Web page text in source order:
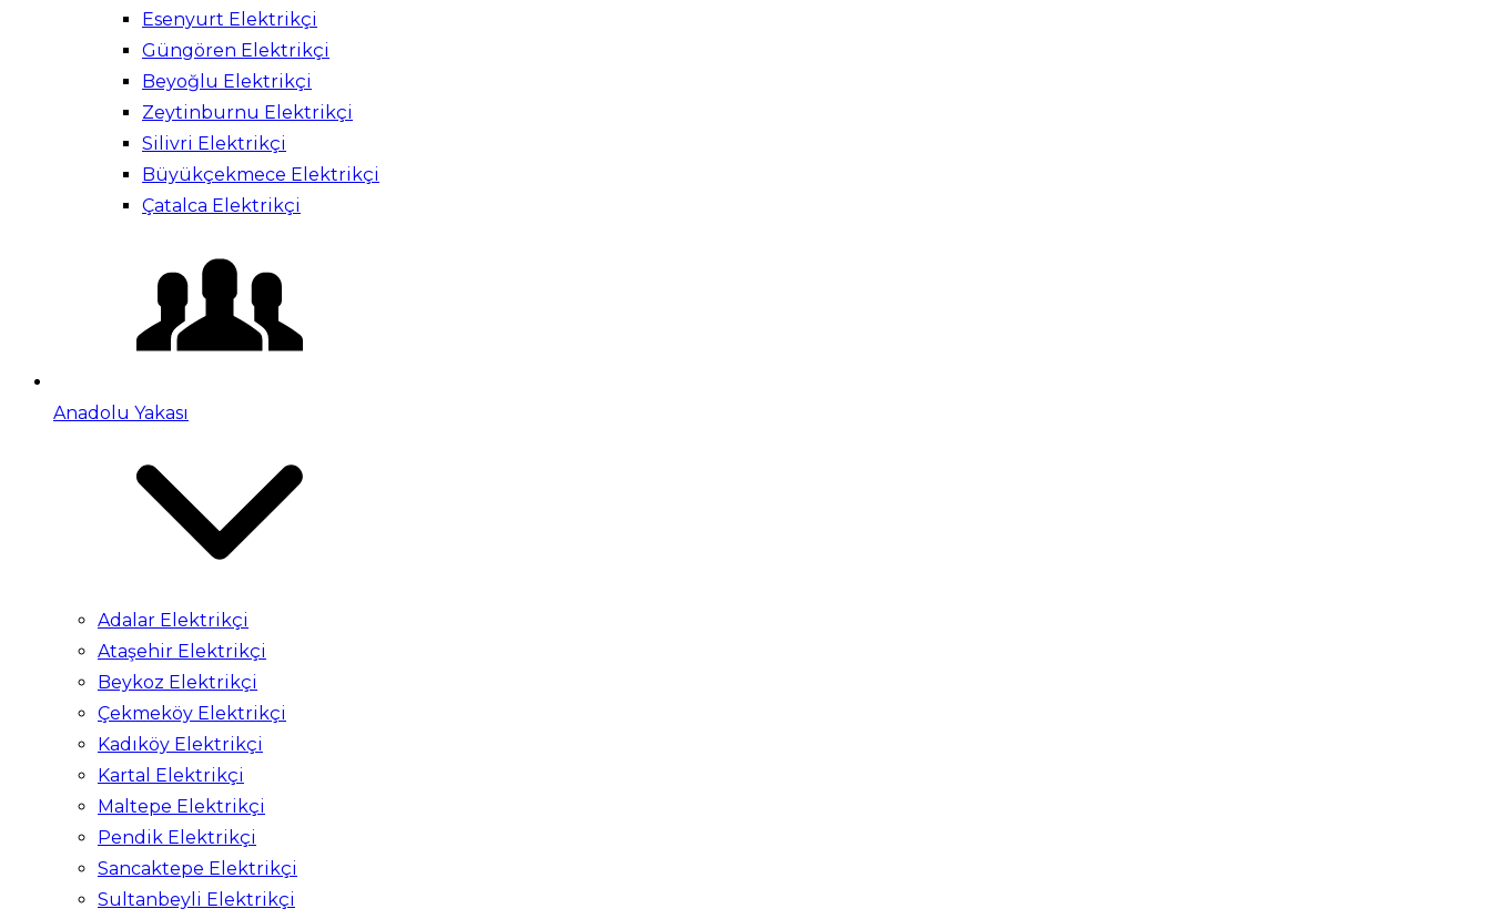
Esenyurt Elektrikçi
Güngören Elektrikçi
Beyoğlu Elektrikçi
Zeytinburnu Elektrikçi
Silivri Elektrikçi
Büyükçekmece Elektrikçi
Çatalca Elektrikçi
Anadolu Yakası
Adalar Elektrikçi
Ataşehir Elektrikçi
Beykoz Elektrikçi
Çekmeköy Elektrikçi
Kadıköy Elektrikçi
Kartal Elektrikçi
Maltepe Elektrikçi
Pendik Elektrikçi
Sancaktepe Elektrikçi
Sultanbeyli Elektrikçi